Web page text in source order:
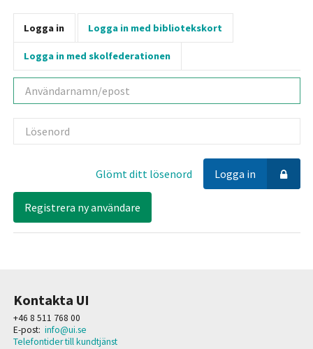
Logga in Logga in med bibliotekskort
Logga in med skolfederationen
Användarnamn
Lösenord
Logga in
Glömt ditt lösenord
Registrera ny användare
Kontakta UI
+46 8 511 768 00
E-post: info@ui.se
Telefontider till kundtjänst